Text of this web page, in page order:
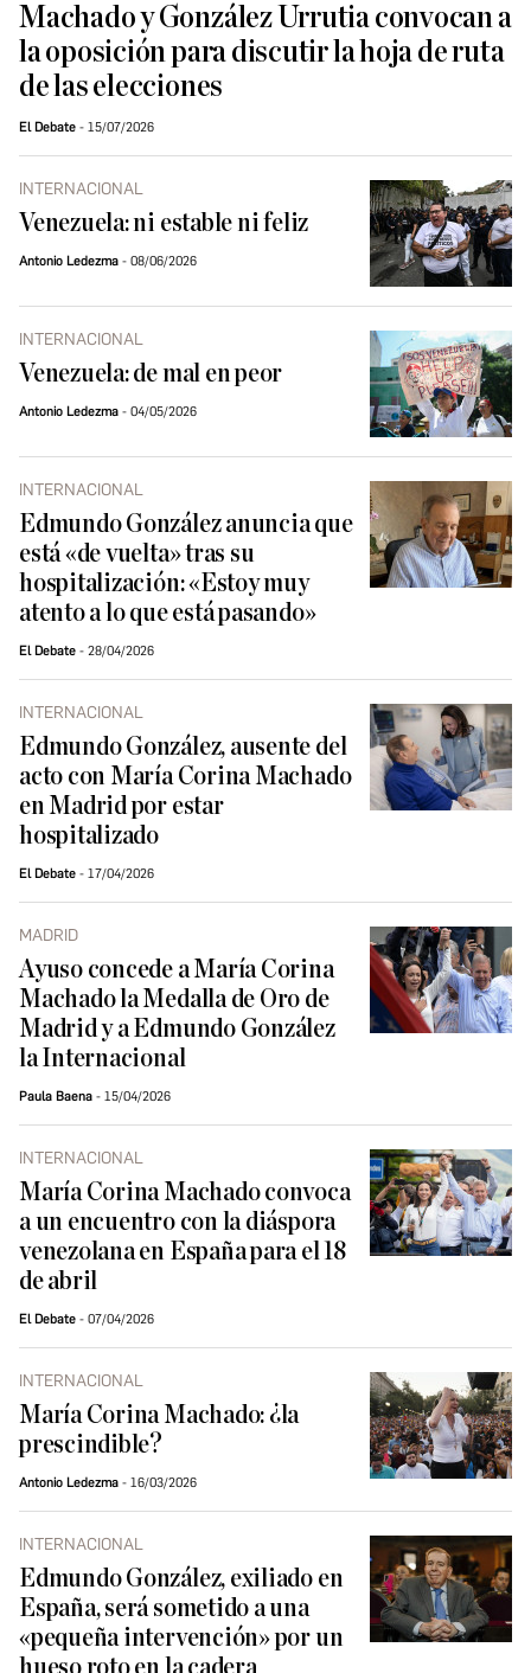
Machado y González Urrutia convocan a
la oposición para discutir la hoja de ruta
de las elecciones
El Debate 15/07/2026
INTERNACIONAL
Venezuela: ni estable ni feliz
Antonio Ledezma 08/06/2026
INTERNACIONAL
Venezuela: de mal en peor
Antonio Ledezma 04/05/2026
INTERNACIONAL
Edmundo González anuncia que
está «de vuelta» tras su
hospitalización: «Estoy muy
atento a lo que está pasando»
El Debate 28/04/2026
INTERNACIONAL
Edmundo González, ausente del
acto con María Corina Machado
en Madrid por estar
hospitalizado
El Debate 17/04/2026
MADRID
Ayuso concede a María Corina
Machado la Medalla de Oro de
Madrid y a Edmundo González
la Internacional
Paula Baena 15/04/2026
INTERNACIONAL
María Corina Machado convoca
a un encuentro con la diáspora
venezolana en España para el 18
de abril
El Debate 07/04/2026
INTERNACIONAL
María Corina Machado: ¿la
prescindible?
Antonio Ledezma 16/03/2026
INTERNACIONAL
Edmundo González, exiliado en
España, será sometido a una
«pequeña intervención» por un